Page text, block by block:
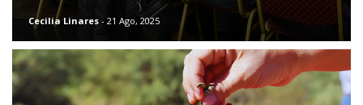
Cecilia Linares - 21 Ago, 2025